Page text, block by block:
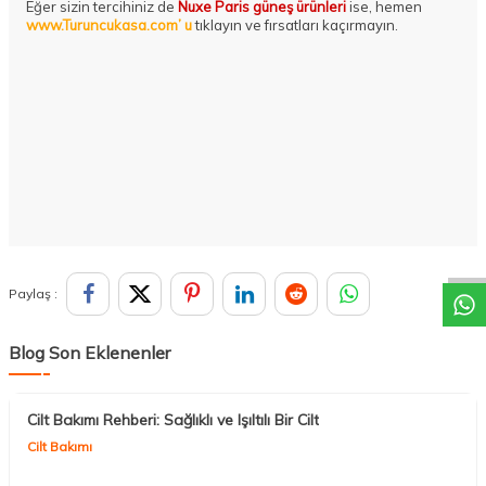
Eğer sizin tercihiniz de Nuxe Paris güneş ürünleriise, hemen
www.Turuncukasa.com’ utıklayın ve fırsatları kaçırmayın.
Paylaş :
Blog Son Eklenenler
Cilt Bakımı Rehberi: Sağlıklı ve Işıltılı Bir Cilt
Cilt Bakımı